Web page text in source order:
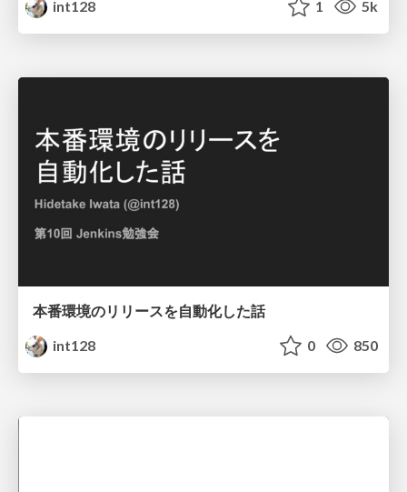
int128 1 5k
本番環境のリリースを自動化した話
int128
0 850